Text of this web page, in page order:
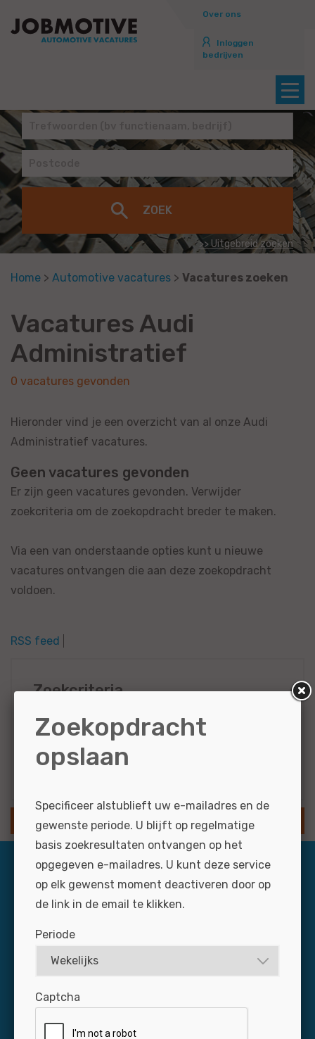
Over ons
Inloggen
bedrijven
>> Uitgebreid zoeken
Home > Automotive vacatures > Vacatures zoeken
Vacatures Audi
Administratief
0 vacatures gevonden
Hieronder vind je een overzicht van al onze Audi
Administratief vacatures.
Geen vacatures gevonden
Er zijn geen vacatures gevonden. Verwijder
zoekcriteria om de zoekopdracht breder te maken.
Via een van onderstaande opties kunt u nieuwe
vacatures ontvangen die aan deze zoekopdracht
voldoen.
RSS feed
Zoekcriteria
Audi Administratief
Resultaten via e-mail
SLA ZOEKOPDRACHT OP
Dagelijks zijn zo’n 3.000 professionals via Jobmotive
op naar zoek naar een baan in de autobranche. Mis uw
nieuwe medewerker niet: plaats uw vacature snel en
voordelig op de grootste banensite voor de branche.
Zoekopdracht
opslaan
Specificeer alstublieft uw e-mailadres en de
gewenste periode. U blijft op regelmatige
basis zoekresultaten ontvangen op het
opgegeven e-mailadres. U kunt deze service
op elk gewenst moment deactiveren door op
de link in de email te klikken.
Periode
Captcha